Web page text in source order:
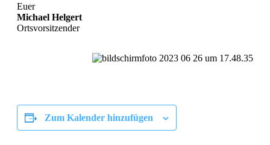
Euer
Michael Helgert
Ortsvorsitzender
Zum Kalender hinzufügen